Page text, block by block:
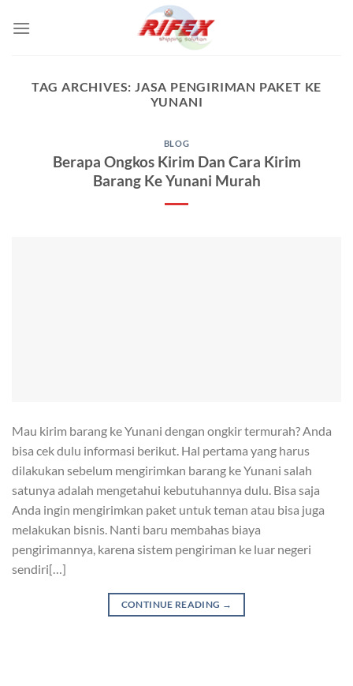
TAG ARCHIVES: JASA PENGIRIMAN PAKET KE
YUNANI
BLOG
Berapa Ongkos Kirim Dan Cara Kirim
Barang Ke Yunani Murah
Mau kirim barang ke Yunani dengan ongkir termurah? Anda
bisa cek dulu informasi berikut. Hal pertama yang harus
dilakukan sebelum mengirimkan barang ke Yunani salah
satunya adalah mengetahui kebutuhannya dulu. Bisa saja
Anda ingin mengirimkan paket untuk teman atau bisa juga
melakukan bisnis. Nanti baru membahas biaya
pengirimannya, karena sistem pengiriman ke luar negeri
sendiri[…]
CONTINUE READING →